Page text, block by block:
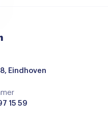
Stabiliteits Programma
voor kinderzitjes
verkeer waarschuwing
Eindhoven
15 59